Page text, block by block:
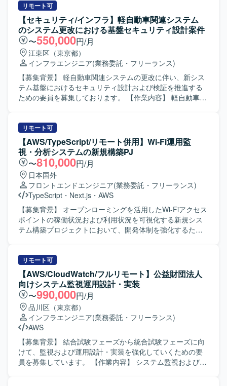
いただきます。 CiscoおよびArista製ネットワーク機器を用
いた設計・構築・運用、閉域ネットワーク環境の管理、
AWSネットワーク環境の設計・運用、BGP／OSPF／LISP
／MPLSなどを用いたルーティング設計・運用、障害対応お
よび保守対応を実施していただきます。 【求める人物像】
単なる運用オペレーションにとどまらず、ネットワーク設
計から一人称で対応できる方を求めております。 クラウド
およびオンプレミス双方のネットワーク技術に関心を持
ち、主体的に改善や最適化に取り組んでいただける方が望
ましいです。 【ポジションの魅力】 マネージドクラウドお
ワークの幅広い知見を習得していただけます。 大規模な閉
域網環境やBGP／MPLSなどを活用した高度なルーティング
設計・運用に関わることができ、ネットワークエンジニア
としてのスキルアップが期待できるポジションです。 【開
発環境】 Cisco／Arista製ネットワーク機器 AWSネットワー
クサービス BGP／OSPF／LISP／MPLSを用いたルーティ
ング環境
リモート可
【セキュリティ/インフラ】軽自動車関連システム
のシステム更改における基盤セキュリティ設計案件
〜550,000円/月
江東区（東京都）
インフラエンジニア(業務委託・フリーランス)
【募集背景】 軽自動車関連システムの更改に伴い、新シス
テム基盤におけるセキュリティ設計および検証を推進する
ための要員を募集しております。 【作業内容】 軽自動車関
していただきます。現行システムおよび要件を踏まえた基
盤構成設計、セキュリティ対策製品の選定・設定方針策
定、環境構築およびシステム基盤テストまで一連の工程に
関与していただきます。 【求める人物像】 基盤構成やセキ
ュリティ対策に関する知見を活かし、自律的に設計・検証
を推進できる方を求めております。関係者とのコミュニケ
ーションを図りながら、長期にわたり責任感を持って取り
組んでいただける方にマッチするポジションです。 【ポジ
ションの魅力】 大規模なシステム更改プロジェクトにおい
て、要件定義からシステム基盤テストまで長期にわたり一
貫して参画いただけるため、セキュリティ設計・基盤設計
ができる環境です。 【開発環境】 セキュリティ対策製品を
組み合わせたシステム基盤環境上で、検証用環境と作業用
環境を使い分けながら設計・試験を実施していただきま
す。
リモート可
【AWS/TypeScript/リモート併用】Wi-Fi運用監
視・分析システムの新規構築PJ
〜810,000円/月
日本国外
フロントエンドエンジニア(業務委託・フリーランス)
TypeScript ・ Next.js ・ AWS
【募集背景】 オープンローミングを活用したWi-Fiアクセス
ポイントの稼働状況および利用状況を可視化する新規シス
テム構築プロジェクトにおいて、開発体制を強化するため
に新規構築していただきます。 稼働状況閲覧システムとし
て、AWS S3に蓄積されDataBricksで加工されたデータを、
Next.js/TypeScriptを用いてGoogleマップ上に可視化してい
ただきます。 利用状況可視化システムとして、Spotfireを用
いた動体分析や滞在人数分析など、複数の分析ダッシュボ
ードを作成していただきます。 また、システム障害通知、
定期レポート出力、操作監査ログ機能などの付帯機能の設
計および実装も担当していただきます。 要件定義や基本設
計のフェーズからクラウドAIツールを活用し、プロトタイ
プ版ベースで効率的に開発を進めていただきます。 【求め
る人物像】 わからないことを素直に質問しながら、主体的
リモート可
【AWS/CloudWatch/フルリモート】公益財団法人
向けシステム監視運用設計・実装
〜990,000円/月
品川区（東京都）
インフラエンジニア(業務委託・フリーランス)
AWS
【募集背景】 結合試験フェーズから統合試験フェーズに向
けて、監視および運用設計・実装を強化していくための要
員を募集しています。 【作業内容】 システム監視およびロ